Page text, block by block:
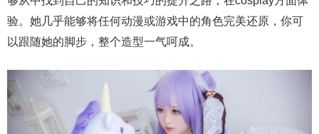
验。她几乎能够将任何动漫或游戏中的角色完美还原，你可
以跟随她的脚步，整个造型一气呵成。